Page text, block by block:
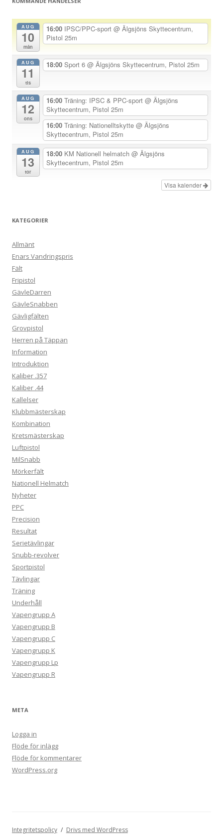
g
s
g
n
AUG
10
mån
16:00 IPSC/PPC-sport @ Älgsjöns Skyttecentrum,
Pistol 25m
AUG
11
tis
18:00 Sport 6 @ Älgsjöns Skyttecentrum, Pistol 25m
AUG
12
ons
16:00 Träning: IPSC & PPC-sport @ Älgsjöns
Skyttecentrum, Pistol 25m
16:00 Träning: Nationelltskytte @ Älgsjöns
Skyttecentrum, Pistol 25m
AUG
13
tor
18:00 KM Nationell helmatch @ Älgsjöns
Skyttecentrum, Pistol 25m
Visa kalender
KATEGORIER
Allmänt
Enars Vandringspris
Fält
Fripistol
GävleDarren
GävleSnabben
Gävligfälten
Grovpistol
Herren på Täppan
Information
Introduktion
Kaliber .357
Kaliber .44
Kallelser
Klubbmästerskap
Kombination
Kretsmästerskap
Luftpistol
MilSnabb
Mörkerfält
Nationell Helmatch
Nyheter
PPC
Precision
Resultat
Serietävlingar
Snubb-revolver
Sportpistol
Tävlingar
Träning
Underhåll
Vapengrupp A
Vapengrupp B
Vapengrupp C
Vapengrupp K
Vapengrupp Lp
Vapengrupp R
META
Logga in
Flöde för inlägg
Flöde för kommentarer
WordPress.org
Integritetspolicy Drivs med WordPress